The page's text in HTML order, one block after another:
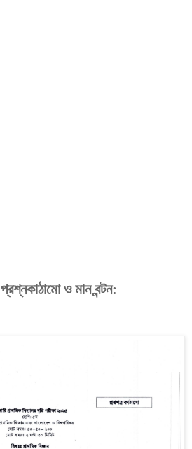
প্রশ্নকাঠামো ও মান বন্টন: